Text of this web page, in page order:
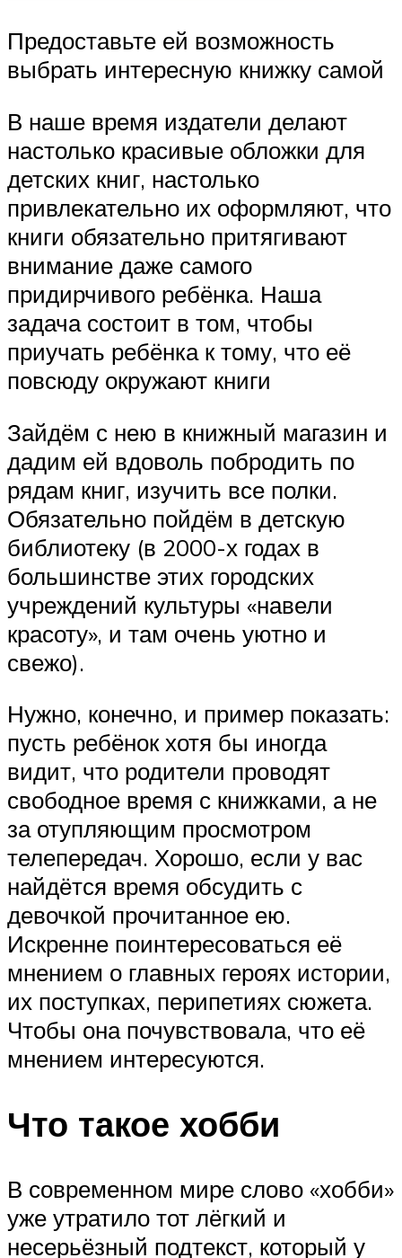
Предоставьте ей возможность
выбрать интересную книжку самой
В наше время издатели делают
настолько красивые обложки для
детских книг, настолько
привлекательно их оформляют, что
книги обязательно притягивают
внимание даже самого
придирчивого ребёнка. Наша
задача состоит в том, чтобы
приучать ребёнка к тому, что её
повсюду окружают книги
Зайдём с нею в книжный магазин и
дадим ей вдоволь побродить по
рядам книг, изучить все полки.
Обязательно пойдём в детскую
библиотеку (в 2000-х годах в
большинстве этих городских
учреждений культуры «навели
красоту», и там очень уютно и
свежо).
Нужно, конечно, и пример показать:
пусть ребёнок хотя бы иногда
видит, что родители проводят
свободное время с книжками, а не
за отупляющим просмотром
телепередач. Хорошо, если у вас
найдётся время обсудить с
девочкой прочитанное ею.
Искренне поинтересоваться её
мнением о главных героях истории,
их поступках, перипетиях сюжета.
Чтобы она почувствовала, что её
мнением интересуются.
Что такое хобби
В современном мире слово «хобби»
уже утратило тот лёгкий и
несерьёзный подтекст, который у